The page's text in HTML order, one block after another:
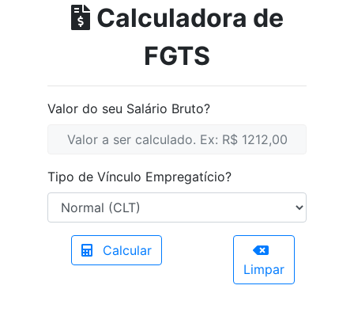
Calculadora de
FGTS
Valor do seu Salário Bruto?
Tipo de Vínculo Empregatício?
Calcular
Limpar